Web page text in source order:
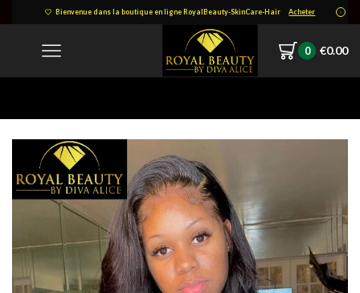
Bienvenue dans la boutique en ligne RoyalBeauty-SkinCare-Hair Acheter
0 €0.00